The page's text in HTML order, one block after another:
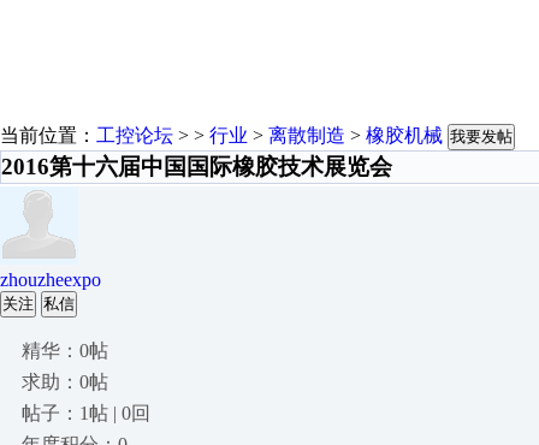
当前位置： 工控论坛 > > 行业 > 离散制造 > 橡胶机械 我要发帖
2016第十六届中国国际橡胶技术展览会
zhouzheexpo
关注 私信
精华：0帖
求助：0帖
帖子：1帖 | 0回